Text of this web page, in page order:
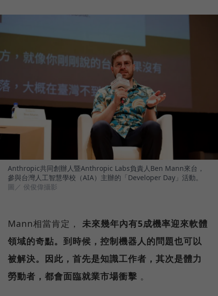
Anthropic共同創辦人暨Anthropic Labs負責人Ben Mann來台，
參與台灣人工智慧學校（AIA）主辦的「Developer Day」活動。
圖／ 侯俊偉攝影
Mann相當肯定， 未來幾年內有5成機率迎來軟體
領域的奇點。到時候，控制機器人的問題也可以
被解決。因此，首先是知識工作者，其次是體力
勞動者，都會面臨就業市場衝擊 。